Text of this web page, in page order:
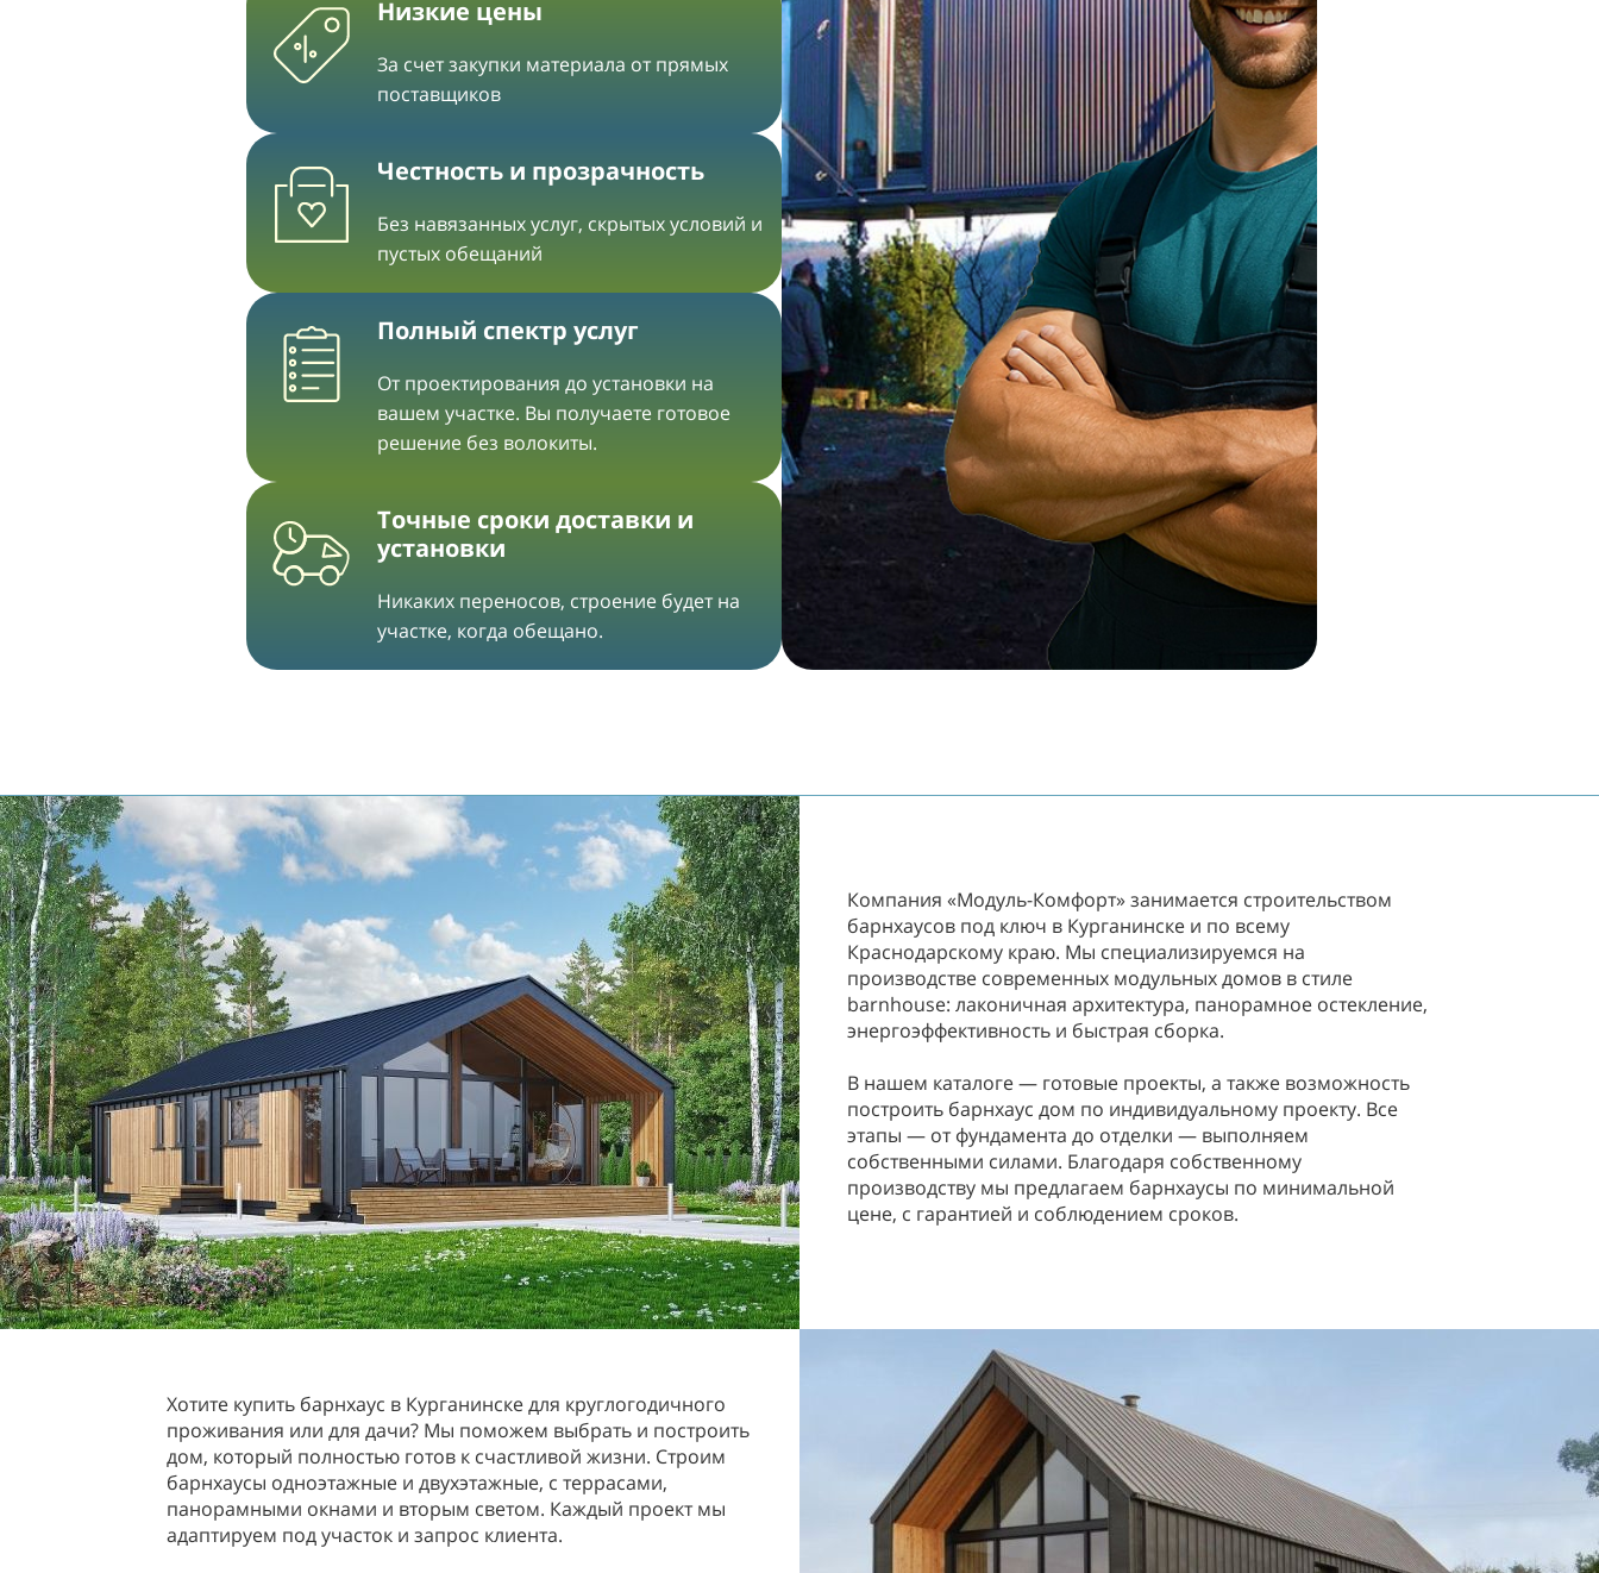
Низкие цены
За счет закупки материала от прямых
поставщиков
Честность и прозрачность
Без навязанных услуг, скрытых условий и
пустых обещаний
Полный спектр услуг
От проектирования до установки на
вашем участке. Вы получаете готовое
решение без волокиты.
Точные сроки доставки и
установки
Никаких переносов, строение будет на
участке, когда обещано.
Компания «Модуль-Комфорт» занимается строительством
барнхаусов под ключ в Курганинске и по всему
Краснодарскому краю. Мы специализируемся на
производстве современных модульных домов в стиле
barnhouse: лаконичная архитектура, панорамное остекление,
энергоэффективность и быстрая сборка.
В нашем каталоге — готовые проекты, а также возможность
построить барнхаус дом по индивидуальному проекту. Все
этапы — от фундамента до отделки — выполняем
собственными силами. Благодаря собственному
производству мы предлагаем барнхаусы по минимальной
цене, с гарантией и соблюдением сроков.
Хотите купить барнхаус в Курганинске для круглогодичного
проживания или для дачи? Мы поможем выбрать и построить
дом, который полностью готов к счастливой жизни. Строим
барнхаусы одноэтажные и двухэтажные, с террасами,
панорамными окнами и вторым светом. Каждый проект мы
адаптируем под участок и запрос клиента.